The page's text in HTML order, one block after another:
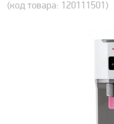
(код товара: 120111501)